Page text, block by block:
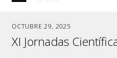
OCTUBRE 29, 2025
XI Jornadas